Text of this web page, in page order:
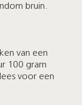
bruin.
van een
100 gram
voor een